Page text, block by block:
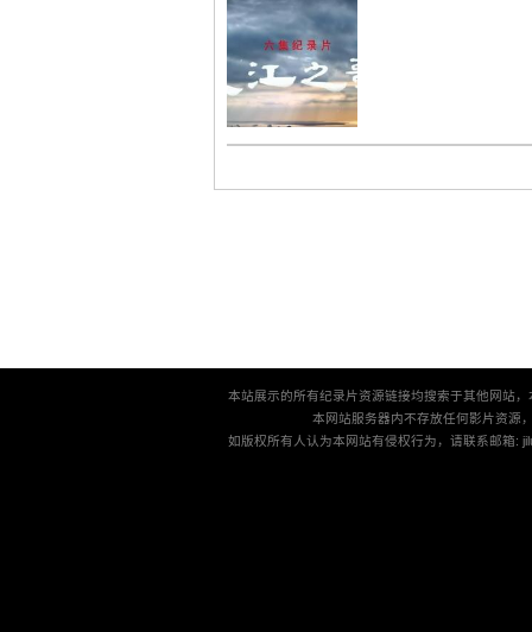
本站展示的所有纪录片资源链接均搜索于其他网站
本网站服务器内不存放任何影片资源
如版权所有人认为本网站有侵权行为，请联系邮箱: